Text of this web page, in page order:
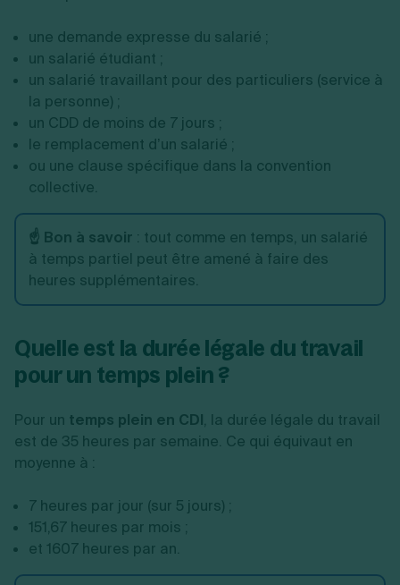
une demande expresse du salarié ;
un salarié étudiant ;
un salarié travaillant pour des particuliers (service à
la personne) ;
un CDD de moins de 7 jours ;
le remplacement d’un salarié ;
ou une clause spécifique dans la convention
collective.
☝️ Bon à savoir : tout comme en temps, un salarié
à temps partiel peut être amené à faire des
heures supplémentaires.
Quelle est la durée légale du travail
pour un temps plein ?
Pour un temps plein en CDI, la durée légale du travail
est de 35 heures par semaine. Ce qui équivaut en
moyenne à :
7 heures par jour (sur 5 jours) ;
151,67 heures par mois ;
et 1607 heures par an.